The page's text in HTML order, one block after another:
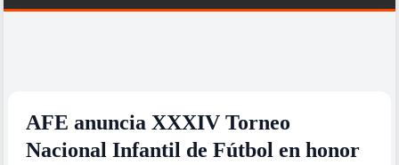
AFE anuncia XXXIV Torneo
Nacional Infantil de Fútbol en honor